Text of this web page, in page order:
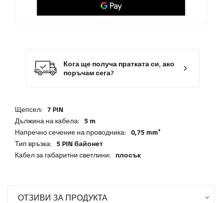
Кога ще получа пратката си, ако
поръчам сега?
Щепсел: 7 PIN
Дължина на кабела: 5 m
Напречно сечение на проводника: 0,75 mm²
Тип връзка: 5 PIN байонет
Кабел за габаритни светлини: плосък
ОТЗИВИ ЗА ПРОДУКТА